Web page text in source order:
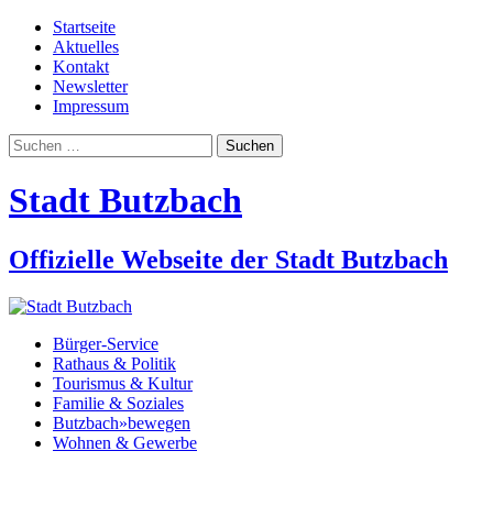
Startseite
Aktuelles
Kontakt
Newsletter
Impressum
Suchen
nach:
Stadt Butzbach
Offizielle Webseite der Stadt Butzbach
Bürger-Service
Rathaus & Politik
Tourismus & Kultur
Familie & Soziales
Butzbach»bewegen
Wohnen & Gewerbe